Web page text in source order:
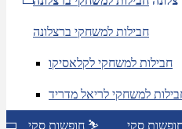
חבילות למשחקי ברצלונה
חבילות למשחקי לקלאסיקו
למשחקי לריאל מדריד
חופשות סקי ⛷️